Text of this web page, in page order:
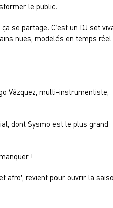
le public.
se partage. C’est un DJ set
nues, modelés en temps
Vázquez, multi-instrumentiste,
dont Sysmo est le plus grand
!
afro’, revient pour ouvrir la